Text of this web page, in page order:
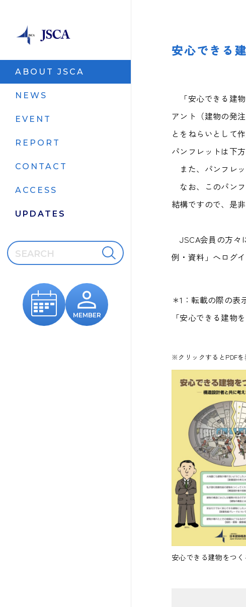
ABOUT JSCA
NEWS
EVENT
REPORT
CONTACT
ACCESS
UPDATES
MEMBER
安心できる
「安心できる建
アント（建物の発
とをねらいとして
パンフレットは下
また、パンフレ
なお、このパン
結構ですので、是
JSCA会員の方々
例・資料 」へログ
＊1：転載の際の
「安心できる建物
※クリックするとPDFを
安心できる建物をつく